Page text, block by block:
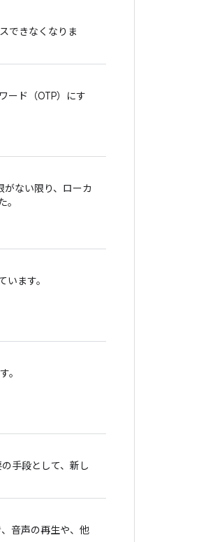
できなくなりま
ード（OTP）にす
ない限り、ローカ
ます。
。
手段として、新し
音声の再生や、他